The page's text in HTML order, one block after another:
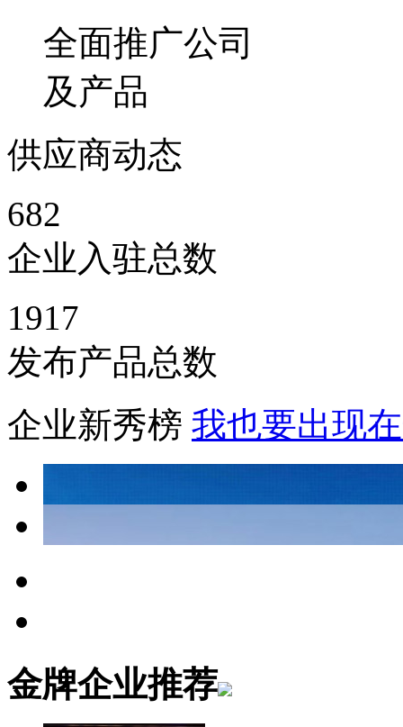
全面推广公司
及产品
供应商动态
682
企业入驻总数
1917
发布产品总数
企业新秀榜 我也要出现
金牌企业推荐